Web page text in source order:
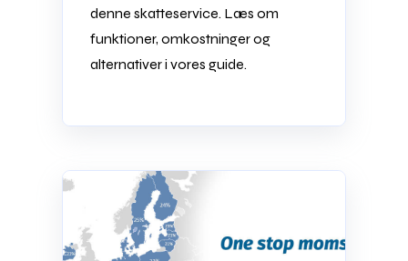
denne skatteservice. Læs om
funktioner, omkostninger og
alternativer i vores guide.